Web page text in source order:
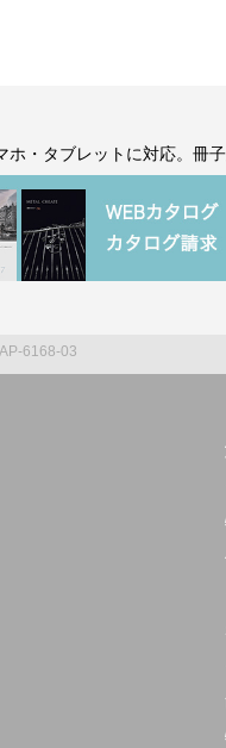
ホ・タブレットに対応。冊子
AP-6168-03